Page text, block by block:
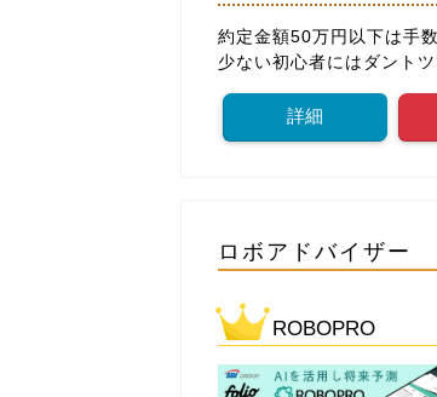
約定金額50万円以下は手
少ない初心者にはダントツ
詳細
ロボアドバイザー
ROBOPRO